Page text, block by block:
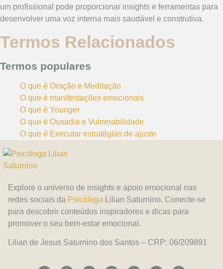
um profissional pode proporcionar insights e ferramentas para
desenvolver uma voz interna mais saudável e construtiva.
Termos Relacionados
Termos populares
O que é Oração e Meditação
O que é manifestações emocionais
O que é Younger
O que é Ousadia e Vulnerabilidade
O que é Executar estratégias de ajuste
Explore o universo de insights e apoio emocional nas
redes sociais da Psicóloga Lilian Saturnino. Conecte-se
para descobrir conteúdos inspiradores e dicas para
promover o seu bem-estar emocional.
Lilian de Jesus Saturnino dos Santos – CRP: 06/209891